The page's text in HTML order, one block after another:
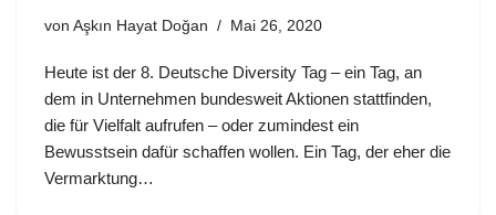
von Aşkın Hayat Doğan Mai 26, 2020
Heute ist der 8. Deutsche Diversity Tag – ein Tag, an
dem in Unternehmen bundesweit Aktionen stattfinden,
die für Vielfalt aufrufen – oder zumindest ein
Bewusstsein dafür schaffen wollen. Ein Tag, der eher die
Vermarktung…